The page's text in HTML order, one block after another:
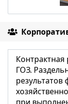
Контрактная
ГОЗ.
результатов